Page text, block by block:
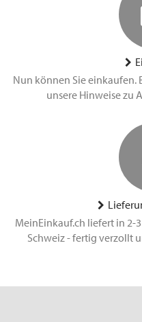
Nun können Sie einkaufen.
unsere Hinweise zu
MeinEinkauf.ch liefert in 2-
Schweiz - fertig verzollt